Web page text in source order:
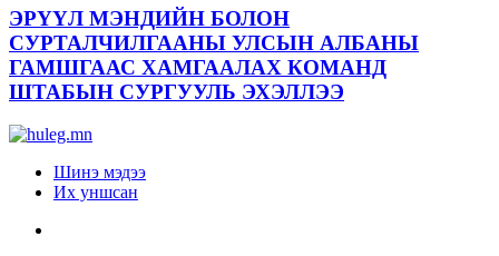
ЭРҮҮЛ МЭНДИЙН БОЛОН
СУРТАЛЧИЛГААНЫ УЛСЫН АЛБАНЫ
ГАМШГААС ХАМГААЛАХ КОМАНД
ШТАБЫН СУРГУУЛЬ ЭХЭЛЛЭЭ
Шинэ мэдээ
Их уншсан